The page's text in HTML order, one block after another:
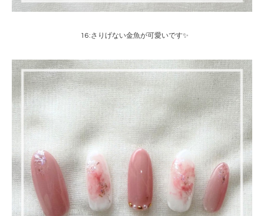
16:さりげない金魚が可愛いです✨